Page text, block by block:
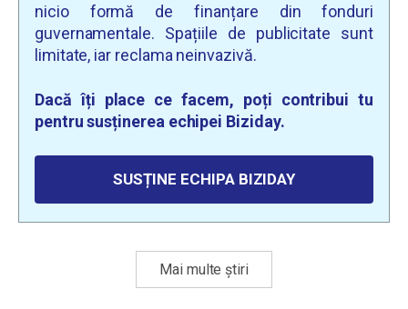
nicio formă de finanțare din fonduri
guvernamentale. Spațiile de publicitate sunt
limitate, iar reclama neinvazivă.
Dacă îți place ce facem, poți contribui tu
pentru susținerea echipei Biziday.
SUSȚINE ECHIPA BIZIDAY
Mai multe știri